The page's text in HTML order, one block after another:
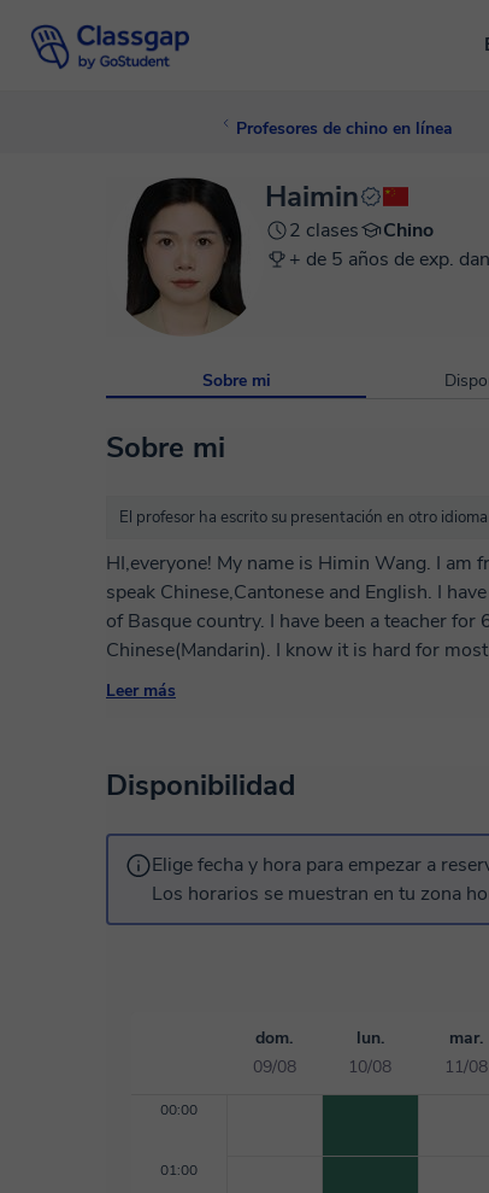
Profesores de chino en línea
Haimin
2 clases
Chino
+ de 5 años de exp.
Sobre mi
Sobre mi
El profesor ha escrito su presentación en otro idioma
HI,everyone! My name is Himin Wang. I am from the south of China,
speak Chinese,Cantonese and English. I
of Basque country. I have been a teacher for
Chinese(Mandarin). I know it is hard for
you chinese in a funny way. I hope you can
Leer más
Disponibilidad
Elige fecha y hora para empezar a
Los horarios se muestran en tu zona
dom.
09/08
lun.
10/08
mar.
11/08
00:00
01:00